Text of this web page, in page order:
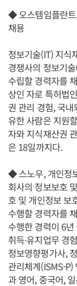
◆ 오스템임플란트
채용
정보기술(IT) 지식
경쟁사의 정보기
수립할 경력자를
상인 자로 특허법
권 관리 경험, 국
유한 사람은 지원
자와 지식재산권
은 18일까지다.
◆ 스노우, 개인정
회사의 정보보호
호 및 개인정보 보
수행할 경력자를
수행한 경력이 6
취득∙유지업무 경
정보영향평가사,
관리체계(ISMS-
과 영어, 중국어,